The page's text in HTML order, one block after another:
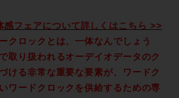
フェアについて詳しくはこちら >>
クロックとは、一体なんでしょう
取り扱われるオーデイオデータのク
ける非常な重要な要素が、ワードク
ワードクロックを供給するための専